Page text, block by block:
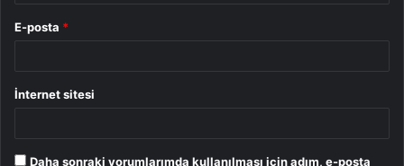
E-posta *
İnternet sitesi
Daha sonraki yorumlarımda kullanılması için adım, e-posta